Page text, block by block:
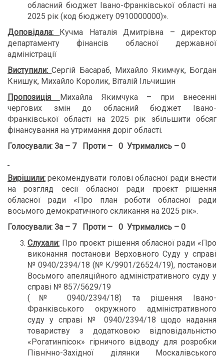
обласний бюджет Івано-Франківської області на
2025 рік (код бюджету 0910000000)».
Доповідала:
Кучма Наталія Дмитрівна – директор
департаменту фінансів обласної державної
адміністрації
Виступили:Сергій Басараб, Михайло Якимчук, Богдан
Книшук, Михайло Королик, Віталій Ільчишин
Пропозиція Михайла Якимчука – при внесенні
чергових змін до обласний бюджет Івано-
Франківської області на 2025 рік збільшити обсяг
фінансування на утримання доріг області.
Голосували: За – 7 Проти – 0 Утримались – 0
Вирішили: рекомендувати голові обласної ради внести
на розгляд сесії обласної ради проєкт рішення
обласної ради «Про план роботи обласної ради
восьмого демократичного скликання на 2025 рік».
Голосували: За – 7 Проти – 0 Утримались – 0
Слухали: Про проєкт рішення обласної ради «Про
виконання постанови Верховного Суду у справі
№ 0940/2394/18 (№ К/9901/26524/19), постанови
Восьмого апеляційного адміністративного суду у
справі № 857/5629/19
(№ 0940/2394/18) та рішення Івано-
Франківського окружного адміністративного
суду у справі № 0940/2394/18 щодо надання
товариству з додатковою відповідальністю
«Рогатинпісок» гірничого відводу для розробки
Північно-Західної ділянки Москалівського